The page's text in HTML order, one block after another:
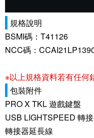
規格說明
BSMI碼：T41126
NCC碼：
※以上規格資料若有任何
包裝附件
PRO X TKL 遊戲鍵盤
USB LIGHTSPEED 轉
轉接器延長線